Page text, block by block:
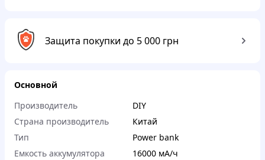
Защита покупки до 5 000 грн
Основной
Производитель
DIY
Страна производитель
Китай
Тип
Power bank
Емкость аккумулятора
16000 мА/ч